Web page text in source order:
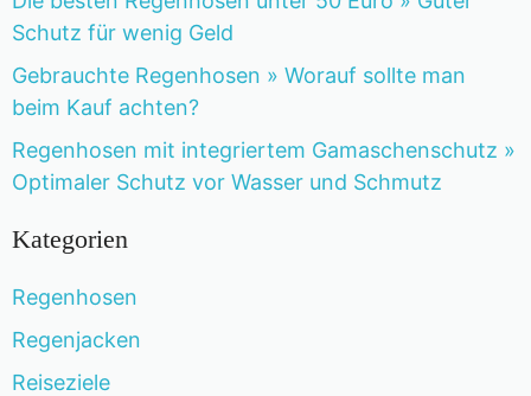
Schutz für wenig Geld
Gebrauchte Regenhosen » Worauf sollte man
beim Kauf achten?
Regenhosen mit integriertem Gamaschenschutz »
Optimaler Schutz vor Wasser und Schmutz
Kategorien
Regenhosen
Regenjacken
Reiseziele